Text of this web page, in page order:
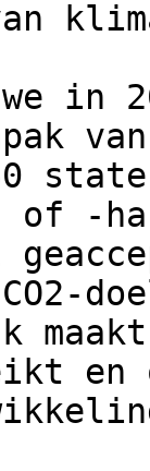
in
-
en